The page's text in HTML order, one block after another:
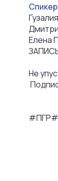
Елена
Не
#ПГР